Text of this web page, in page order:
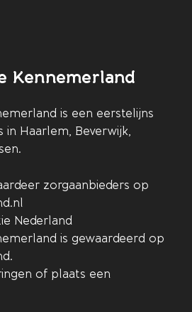
Kennemerland
is een eerstelijns
in Haarlem, Beverwijk,
is gewaardeerd op
of plaats een